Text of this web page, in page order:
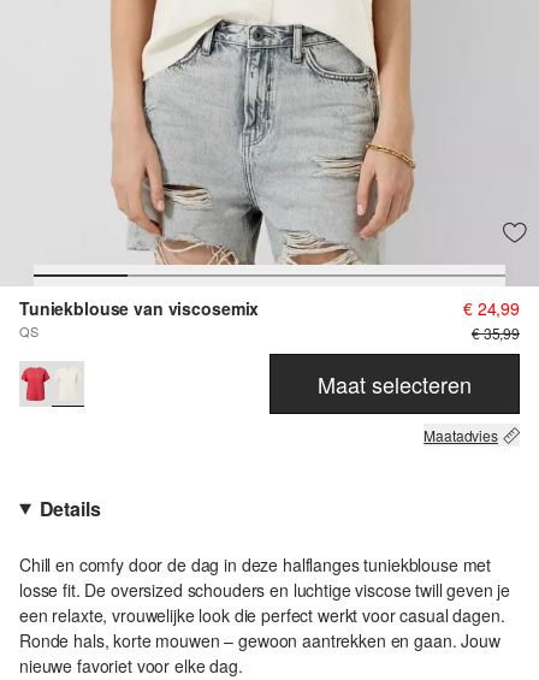
Tuniekblouse van viscosemix
QS
€ 24,99
€ 35,99
Maat selecteren
Maatadvies
Details
Chill en comfy door de dag in deze halflanges tuniekblouse met
losse fit. De oversized schouders en luchtige viscose twill geven je
een relaxte, vrouwelijke look die perfect werkt voor casual dagen.
Ronde hals, korte mouwen – gewoon aantrekken en gaan. Jouw
nieuwe favoriet voor elke dag.